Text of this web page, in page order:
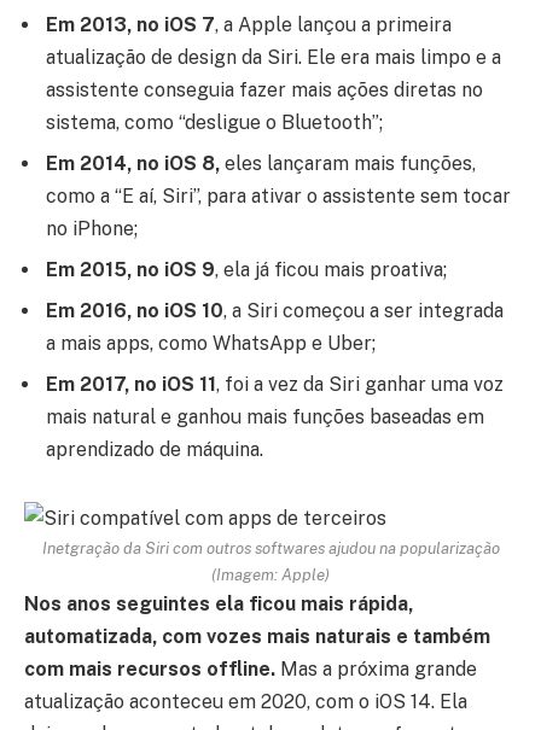
Em 2013, no iOS 7, a Apple lançou a primeira
atualização de design da Siri. Ele era mais limpo e a
assistente conseguia fazer mais ações diretas no
sistema, como “desligue o Bluetooth”;
Em 2014, no iOS 8, eles lançaram mais funções,
como a “E aí, Siri”, para ativar o assistente sem tocar
no iPhone;
Em 2015, no iOS 9, ela já ficou mais proativa;
Em 2016, no iOS 10, a Siri começou a ser integrada
a mais apps, como WhatsApp e Uber;
Em 2017, no iOS 11, foi a vez da Siri ganhar uma voz
mais natural e ganhou mais funções baseadas em
aprendizado de máquina.
Inetgração da Siri com outros softwares ajudou na popularização
(Imagem: Apple)
Nos anos seguintes ela ficou mais rápida,
automatizada, com vozes mais naturais e também
com mais recursos offline. Mas a próxima grande
atualização aconteceu em 2020, com o iOS 14. Ela